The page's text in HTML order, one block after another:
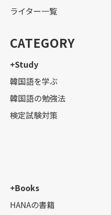
ライター一覧
CATEGORY
+Study
韓国語を学ぶ
韓国語の勉強法
検定試験対策
+Books
HANAの書籍